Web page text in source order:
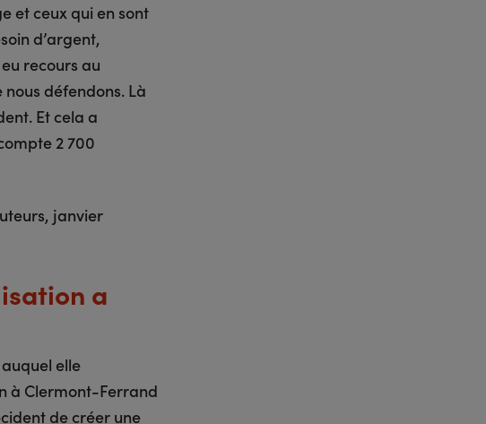
et ceux qui en sont
d’argent,
recours au
défendons. Là
Et cela a
2 700
janvier
a
elle
à Clermont-Ferrand
de créer une